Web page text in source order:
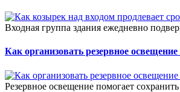
Входная группа здания ежедневно
Как организовать резервное
Резервное освещение помогает